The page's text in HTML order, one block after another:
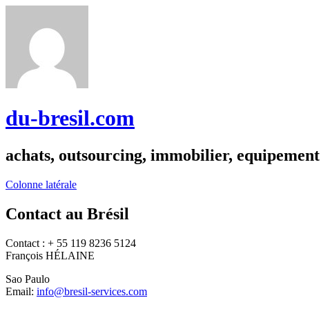
du-bresil.com
achats, outsourcing, immobilier,
Colonne latérale
Contact au Brésil
Contact : + 55 119 8236 5124
François HÉLAINE
Sao Paulo
Email: info@bresil-services.com